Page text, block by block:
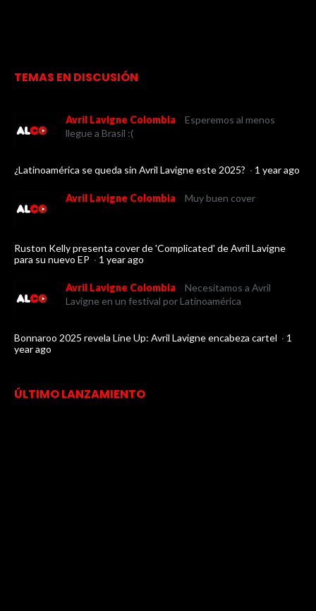
TEMAS EN DISCUSIÓN
Avril Lavigne Colombia
Esperemos al menos
llegue a Brasil :(
¿Latinoamérica se queda sin Avril Lavigne este 2025? · 1 year ago
Avril Lavigne Colombia Muy buen cover
Ruston Kelly presenta cover de 'Complicated' de Avril Lavigne
para su nuevo EP · 1 year ago
Avril Lavigne Colombia
Necesitamos a Avril
Lavigne en un festival por Latinoamérica
Bonnaroo 2025 revela Line Up: Avril Lavigne encabeza cartel · 1
year ago
ÚLTIMO LANZAMIENTO